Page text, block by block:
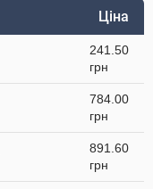
Ціна
241.50
грн
784.00
грн
891.60
грн